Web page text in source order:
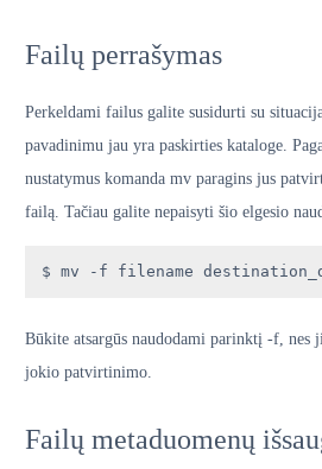
Failų perrašymas
Perkeldami failus galite susidurti su
pavadinimu jau yra paskirties kataloge.
nustatymus komanda mv paragins jus
failą. Tačiau galite nepaisyti šio elgesio
$ mv -f filename
Būkite atsargūs naudodami parinktį -f, nes
jokio patvirtinimo.
Failų metaduomenų